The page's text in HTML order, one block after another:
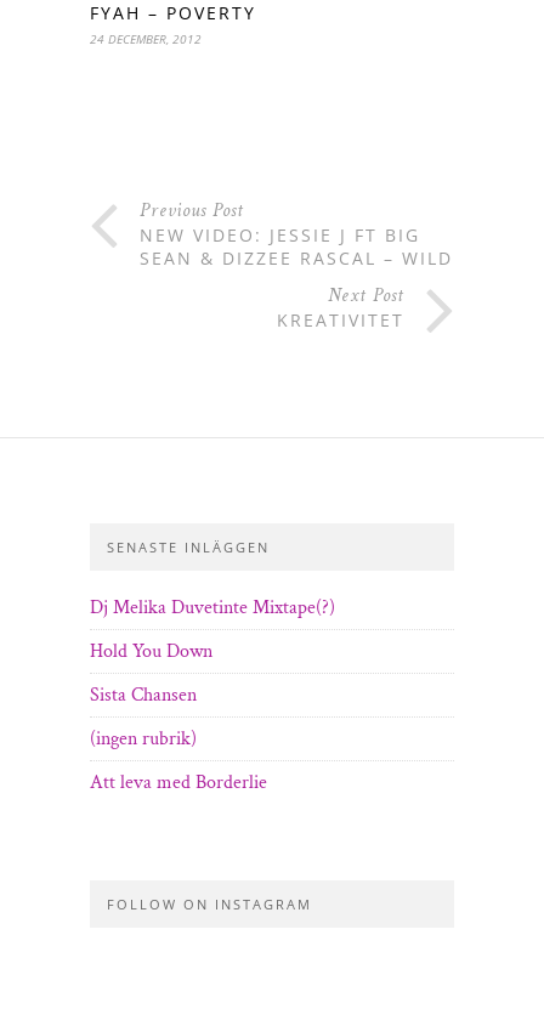
FYAH – POVERTY
24 DECEMBER, 2012
Previous Post
NEW VIDEO: JESSIE J FT BIG
SEAN & DIZZEE RASCAL – WILD
Next Post
KREATIVITET
SENASTE INLÄGGEN
Dj Melika Duvetinte Mixtape(?)
Hold You Down
Sista Chansen
(ingen rubrik)
Att leva med Borderlie
FOLLOW ON INSTAGRAM